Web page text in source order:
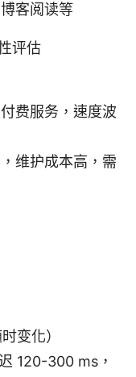
客阅读等
评估
费服务，速度波
维护成本高，需
变化）
120-300 ms，